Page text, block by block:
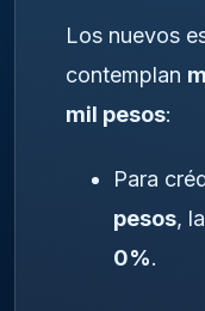
Los nuevos
contemplan
mil pesos:
Para
pesos, la
0%.